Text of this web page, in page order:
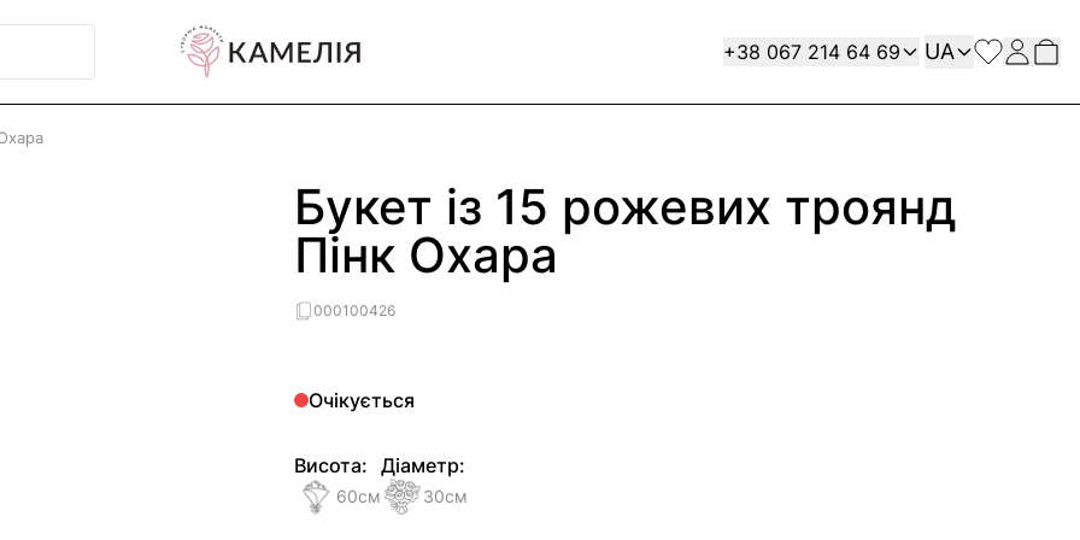
Contact
+38 067 214 64 69 Мова
UA
Букет із 15 рожевих троянд
Пінк Охара
000100426
Очікується
Висота:
60см
Діаметр:
30см